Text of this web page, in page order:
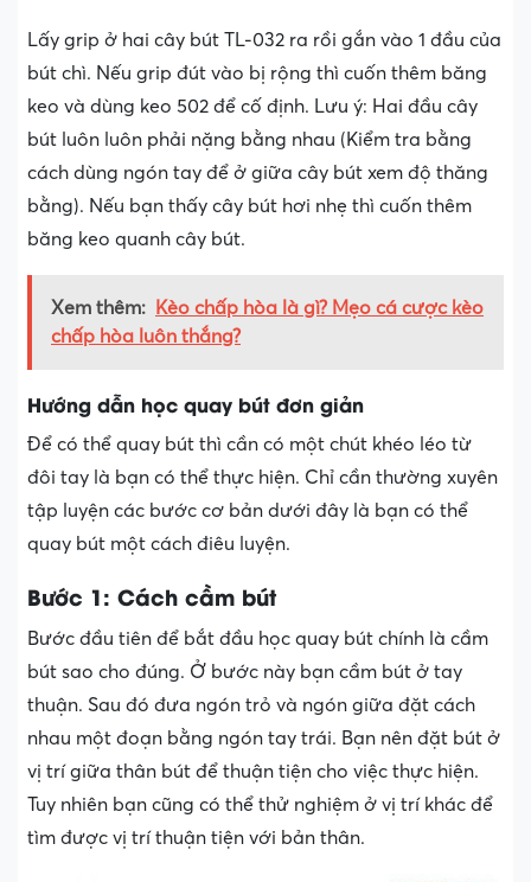
Lấy grip ở hai cây bút TL-032 ra rồi gắn vào 1 đầu của
bút chì. Nếu grip đút vào bị rộng thì cuốn thêm băng
keo và dùng keo 502 để cố định. Lưu ý: Hai đầu cây
bút luôn luôn phải nặng bằng nhau (Kiểm tra bằng
cách dùng ngón tay để ở giữa cây bút xem độ thăng
bằng). Nếu bạn thấy cây bút hơi nhẹ thì cuốn thêm
băng keo quanh cây bút.
Xem thêm:
Kèo chấp hòa là gì? Mẹo cá cược kèo
chấp hòa luôn thắng?
Hướng dẫn học quay bút đơn giản
Để có thể quay bút thì cần có một chút khéo léo từ
đôi tay là bạn có thể thực hiện. Chỉ cần thường xuyên
tập luyện các bước cơ bản dưới đây là bạn có thể
quay bút một cách điêu luyện.
Bước 1: Cách cầm bút
Bước đầu tiên để bắt đầu học quay bút chính là cầm
bút sao cho đúng. Ở bước này bạn cầm bút ở tay
thuận. Sau đó đưa ngón trỏ và ngón giữa đặt cách
nhau một đoạn bằng ngón tay trái. Bạn nên đặt bút ở
vị trí giữa thân bút để thuận tiện cho việc thực hiện.
Tuy nhiên bạn cũng có thể thử nghiệm ở vị trí khác để
tìm được vị trí thuận tiện với bản thân.